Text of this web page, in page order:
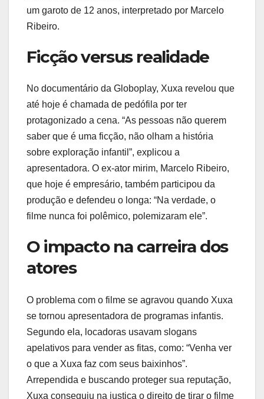
um garoto de 12 anos, interpretado por Marcelo
Ribeiro.
Ficção versus realidade
No documentário da Globoplay, Xuxa revelou que
até hoje é chamada de pedófila por ter
protagonizado a cena. “As pessoas não querem
saber que é uma ficção, não olham a história
sobre exploração infantil”, explicou a
apresentadora. O ex-ator mirim, Marcelo Ribeiro,
que hoje é empresário, também participou da
produção e defendeu o longa: “Na verdade, o
filme nunca foi polêmico, polemizaram ele”.
O impacto na carreira dos
atores
O problema com o filme se agravou quando Xuxa
se tornou apresentadora de programas infantis.
Segundo ela, locadoras usavam slogans
apelativos para vender as fitas, como: “Venha ver
o que a Xuxa faz com seus baixinhos”.
Arrependida e buscando proteger sua reputação,
Xuxa conseguiu na justiça o direito de tirar o filme